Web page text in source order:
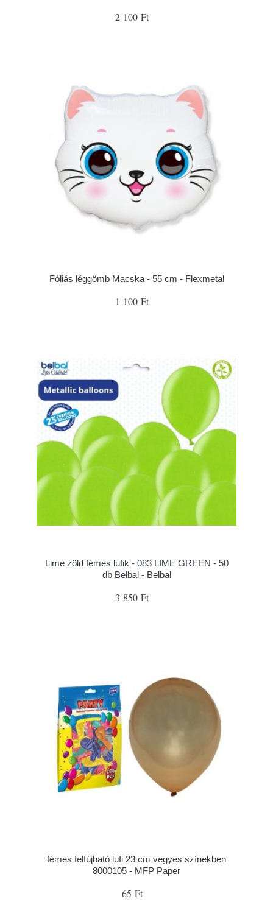
2 100 Ft
Fóliás léggömb Macska - 55 cm - Flexmetal
1 100 Ft
Lime zöld fémes lufik - 083 LIME GREEN - 50
db Belbal - Belbal
3 850 Ft
fémes felfújható lufi 23 cm vegyes színekben
8000105 - MFP Paper
65 Ft